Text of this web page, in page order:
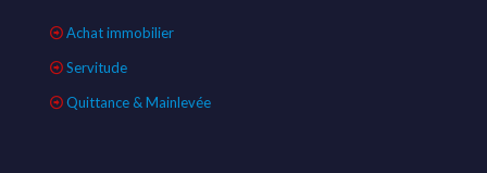
Achat immobilier
Servitude
Quittance & Mainlevée